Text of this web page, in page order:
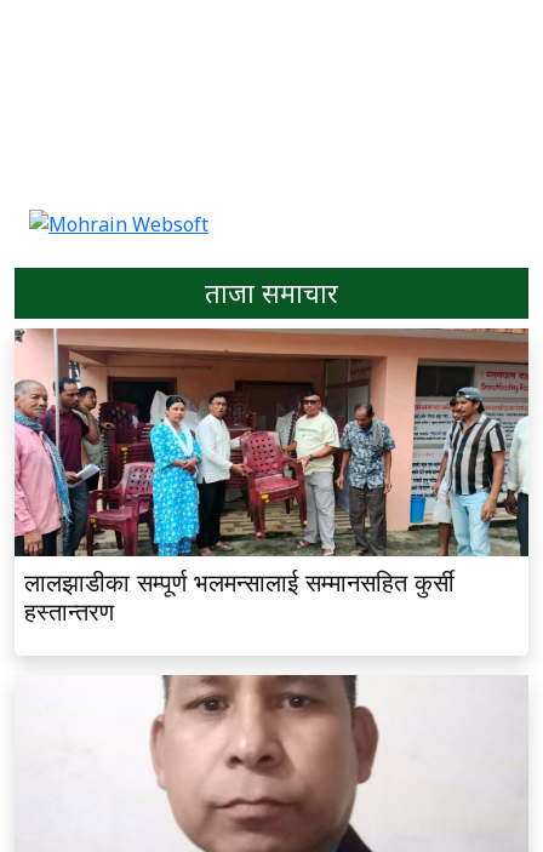
ताजा समाचार
लालझाडीका सम्पूर्ण भलमन्सालाई सम्मानसहित कुर्सी
हस्तान्तरण